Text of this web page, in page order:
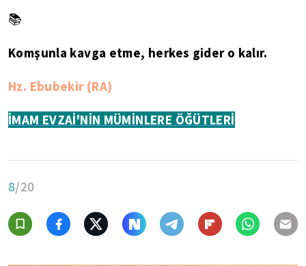
📚
Komşunla kavga etme, herkes gider o kalır.
Hz. Ebubekir (RA)
İMAM EVZAİ'NİN MÜMİNLERE ÖĞÜTLERİ
8/20